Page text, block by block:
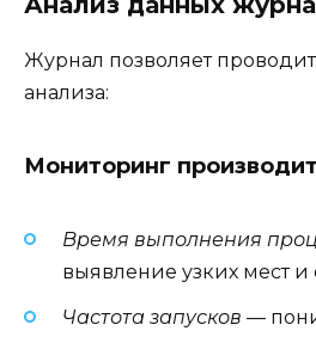
Журнал позволяет
анализа:
Мониторинг
Время выполнения
выявление узких мест
Частота запусков —